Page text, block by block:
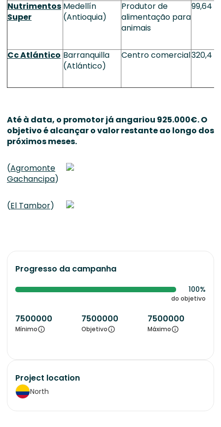
Nutrimentos
Super
Medellín
(Antioquia)
Produtor de
alimentação para
animais
99,64
Cc Atlántico Barranquilla
(Atlántico)
Centro comercial320,4
Até à data, o promotor já angariou 925.000€. O
objetivo é alcançar o valor restante ao longo dos
próximos meses.
(Agromonte
Gachancipa)
(El Tambor)
Progresso da campanha
100%
do objetivo
7500000
Mínimo
7500000
Objetivo
7500000
Máximo
Project location
North